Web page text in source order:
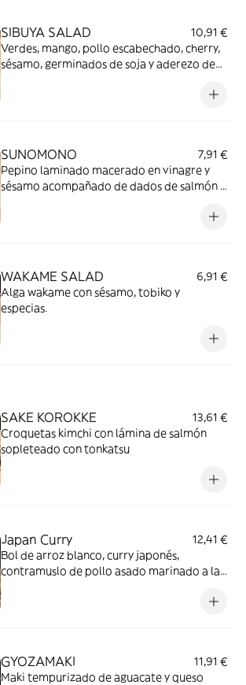
SIBUYA SALAD
10,91 €
Verdes, mango, pollo escabechado, cherry,
sésamo, germinados de soja y aderezo de
SUNOMONO
7,91 €
Pepino laminado macerado en vinagre y
sésamo acompañado de dados de salmón y
WAKAME SALAD
6,91 €
Alga wakame con sésamo, tobiko y
especias.
SAKE KOROKKE
13,61 €
Croquetas kimchi con lámina de salmón
sopleteado con tonkatsu
Japan Curry
12,41 €
Bol de arroz blanco, curry japonés,
contramuslo de pollo asado marinado a la
GYOZAMAKI
11,91 €
Maki tempurizado de aguacate y queso